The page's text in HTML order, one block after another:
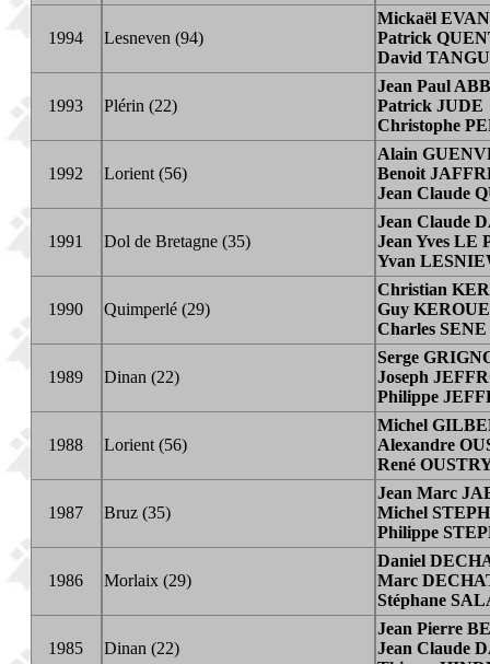
1994 Lesneven (94)
Mickaël
Patrick
David
1993 Plérin (22)
Jean Paul
Patrick JUDE
Christophe
1992 Lorient (56)
Alain
Benoit
Jean Claude
1991 Dol de Bretagne (35)
Jean Claude
Jean Yves LE
Yvan
1990 Quimperlé (29)
Christian
Guy
Charles SENE
1989 Dinan (22)
Serge
Joseph
Philippe
1988 Lorient (56)
Michel
Alexandre
René
1987 Bruz (35)
Jean Marc
Michel
Philippe
1986 Morlaix (29)
Daniel
Marc
Stéphane
1985 Dinan (22)
Jean Pierre
Jean Claude